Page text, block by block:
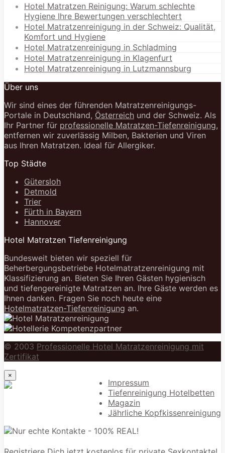
Hotel Matratzen Reinigung: Warum schlechte
Hygiene Ihre Bewertungen verschlechtert
Hotel Matratzenreinigung in der Schweiz: Qualität,
Komfort und Hygiene
Hotel Matratzenreinigung in Schladming
Hotel Matratzenreinigung in Klagenfurt
Hotel Matratzenreinigung in Lutzmannsburg
Über uns
Wir sind eines der führenden Matratzenreinigungs-
Portale in Deutschland, Österreich und der Schweiz. Als
Ihr Partner für professionelle Matratzen-Tiefenreinigung,
entfernen wir zuverlässig Milben, Bakterien und Viren
aus Ihren Matratzen. Ideal für Allergiker.
Top Städte
Gütersloh
Detmold
Trier
Fürth in Bayern
Hannover
Hotel Matratzen Tiefenreinigung
Bundesweit bieten wir speziell für
Beherbergungsbetriebe Hotelmatratzenreinigung mit
Klassifizierung an. Bieten Sie Ihren Gästen hygienisch
und tiefengereinigte Matratzen an. Ihre Gäste werden es
Ihnen danken. Fragen Sie noch heute eine
Hotelmatratzen-Tiefenreinigung an.
© 2003 Professionelle Hotel Matratzenreinigung mit
Zertifikat
Impressum
Tiefenreinigung Hotelbetten
Magazin
Jährliche Kopfkissenreinigung
×